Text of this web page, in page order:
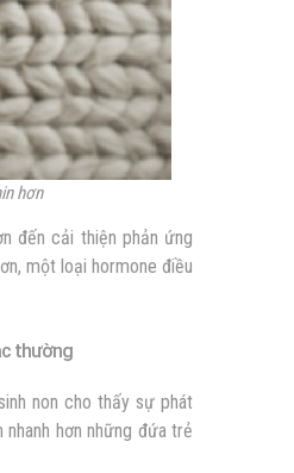
hơn
đến cải thiện phản ứng
một loại hormone điều
thường
non cho thấy sự phát
hơn những đứa trẻ